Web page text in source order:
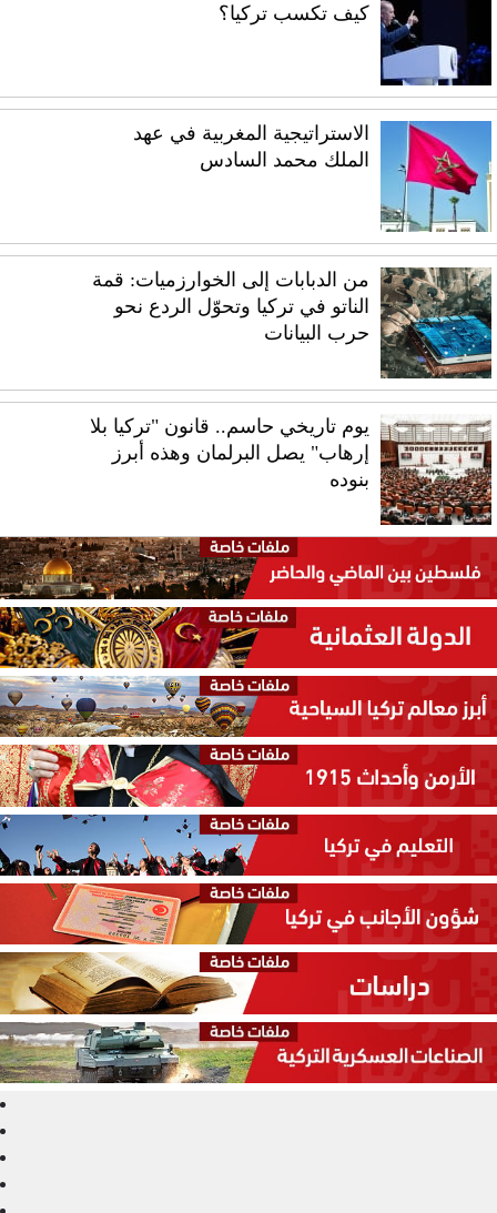
كيف تكسب تركيا؟
الاستراتيجية المغربية في عهد
الملك محمد السادس
من الدبابات إلى الخوارزميات: قمة
الناتو في تركيا وتحوّل الردع نحو
حرب البيانات
يوم تاريخي حاسم.. قانون "تركيا بلا
إرهاب" يصل البرلمان وهذه أبرز
بنوده